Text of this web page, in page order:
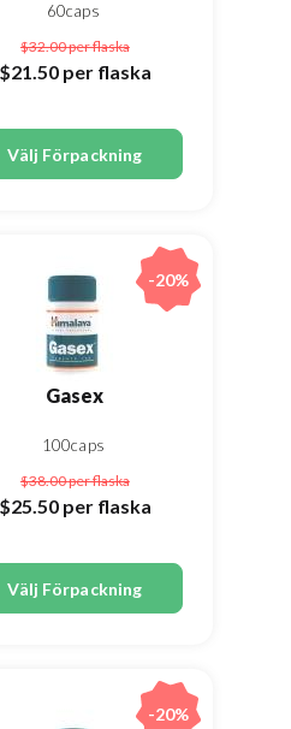
60caps
$32.00per flaska
$21.50 per flaska
Välj Förpackning
Gasex
100caps
$38.00per flaska
$25.50 per flaska
Välj Förpackning
-20%
-20%